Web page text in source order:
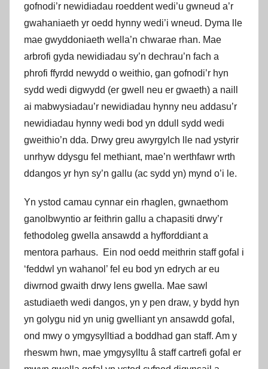
gofnodi’r newidiadau roeddent wedi’u gwneud a’r
gwahaniaeth yr oedd hynny wedi’i wneud. Dyma lle
mae gwyddoniaeth wella’n chwarae rhan. Mae
arbrofi gyda newidiadau sy’n dechrau’n fach a
phrofi ffyrdd newydd o weithio, gan gofnodi’r hyn
sydd wedi digwydd (er gwell neu er gwaeth) a naill
ai mabwysiadau’r newidiadau hynny neu addasu’r
newidiadau hynny wedi bod yn ddull sydd wedi
gweithio’n dda. Drwy greu awyrgylch lle nad ystyrir
unrhyw ddysgu fel methiant, mae’n werthfawr wrth
ddangos yr hyn sy’n gallu (ac sydd yn) mynd o’i le.
Yn ystod camau cynnar ein rhaglen, gwnaethom
ganolbwyntio ar feithrin gallu a chapasiti drwy’r
fethodoleg gwella ansawdd a hyfforddiant a
mentora parhaus. Ein nod oedd meithrin staff gofal i
‘feddwl yn wahanol’ fel eu bod yn edrych ar eu
diwrnod gwaith drwy lens gwella. Mae sawl
astudiaeth wedi dangos, yn y pen draw, y bydd hyn
yn golygu nid yn unig gwelliant yn ansawdd gofal,
ond mwy o ymgysylltiad a boddhad gan staff. Am y
rheswm hwn, mae ymgysylltu â staff cartrefi gofal er